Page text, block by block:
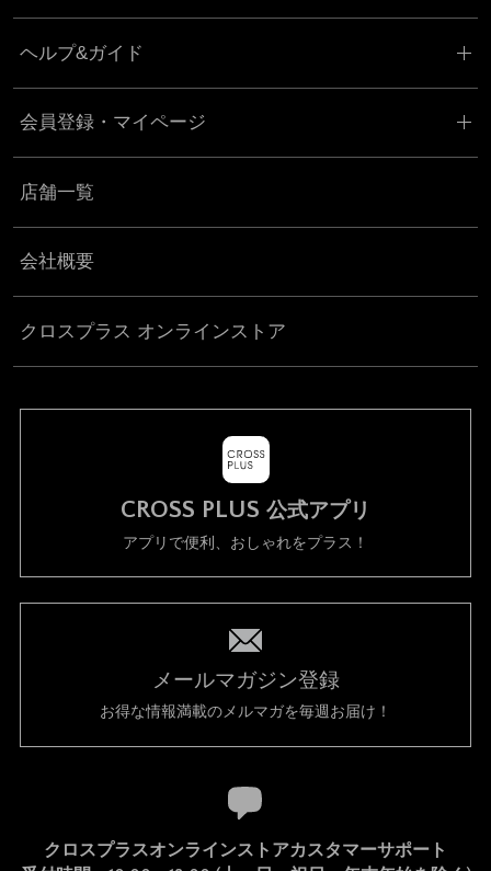
ヘルプ&ガイド
会員登録・マイページ
店舗一覧
会社概要
クロスプラス オンラインストア
CROSS PLUS 公式アプリ
アプリで便利、おしゃれをプラス！
メールマガジン登録
お得な情報満載のメルマガを毎週お届け！
クロスプラスオンラインストアカスタマーサポート